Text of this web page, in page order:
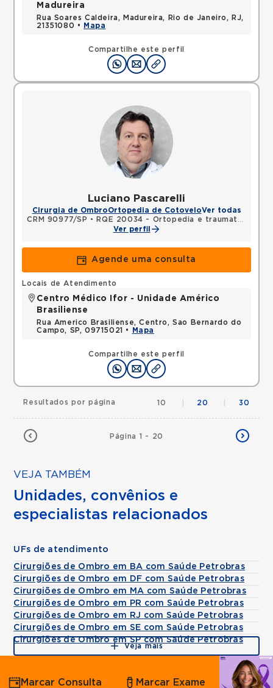
Compartilhe este perfil
Madureira
Rua Soares Caldeira, Madureira, Rio de Janeiro, RJ,
21351080 •
Mapa
Luciano Pascarelli
Cirurgia de OmbroOrtopedia de CotoveloVer todas
CRM 90977/SP •
RQE 20034 - Ortopedia e traumatologia
Ver perfil
Agende uma consulta
Compartilhe este perfil
Locais de Atendimento
Centro Médico Ifor - Unidade Américo
Brasiliense
Rua Americo Brasiliense, Centro, Sao Bernardo do
Campo, SP, 09715021 •
Mapa
Página 1 - 20
Resultados por página 10 20 30
VEJA TAMBÉM
Unidades, convênios e
especialistas relacionados
UFs de atendimento
Cirurgiões de Ombro em BA com Saúde Petrobras
Cirurgiões de Ombro em DF com Saúde Petrobras
Cirurgiões de Ombro em MA com Saúde Petrobras
Cirurgiões de Ombro em PR com Saúde Petrobras
Cirurgiões de Ombro em RJ com Saúde Petrobras
Cirurgiões de Ombro em SE com Saúde Petrobras
Cirurgiões de Ombro em SP com Saúde Petrobras
Veja mais
Agende
por
Marcar Consulta Marcar Exame